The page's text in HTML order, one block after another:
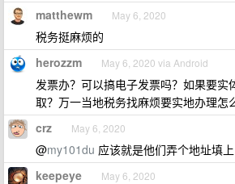
matthewm May 6, 2020
税务挺麻烦的
herozzm May 6, 2020 via Android
发票办？可以搞电子发票吗？如果要实
取？万一当地税务找麻烦要实地办理怎
crz May 6, 2020
@my101du 应该就是他们弄个地址填上
keepeye May 6, 2020